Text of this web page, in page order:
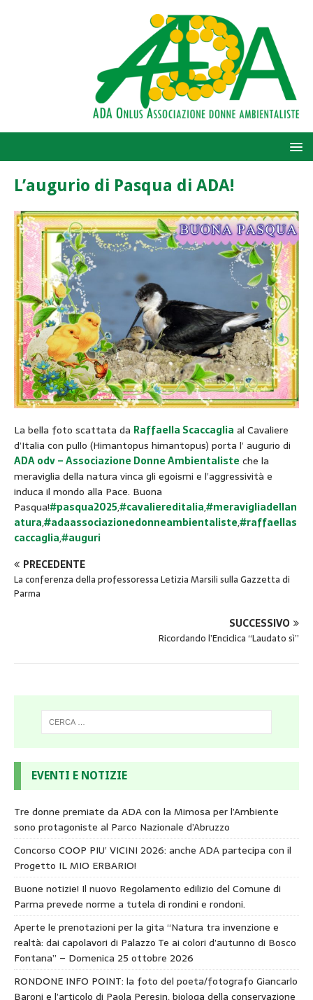
L’augurio di Pasqua di ADA!
La bella foto scattata da Raffaella Scaccaglia al Cavaliere
d’Italia con pullo (Himantopus himantopus) porta l’ augurio di
ADA odv – Associazione Donne Ambientaliste che la
meraviglia della natura vinca gli egoismi e l’aggressività e
induca il mondo alla Pace. Buona
Pasqua!#pasqua2025,#cavaliereditalia,#meravigliadellan
atura,#adaassociazionedonneambientaliste,#raffaellas
caccaglia,#auguri
PRECEDENTE
La conferenza della professoressa Letizia Marsili sulla Gazzetta di
Parma
SUCCESSIVO
Ricordando l’Enciclica “Laudato sì”
EVENTI E NOTIZIE
Tre donne premiate da ADA con la Mimosa per l’Ambiente
sono protagoniste al Parco Nazionale d’Abruzzo
Concorso COOP PIU’ VICINI 2026: anche ADA partecipa con il
Progetto IL MIO ERBARIO!
Buone notizie! Il nuovo Regolamento edilizio del Comune di
Parma prevede norme a tutela di rondini e rondoni.
Aperte le prenotazioni per la gita “Natura tra invenzione e
realtà: dai capolavori di Palazzo Te ai colori d’autunno di Bosco
Fontana” – Domenica 25 ottobre 2026
RONDONE INFO POINT: la foto del poeta/fotografo Giancarlo
Baroni e l’articolo di Paola Peresin, biologa della conservazione